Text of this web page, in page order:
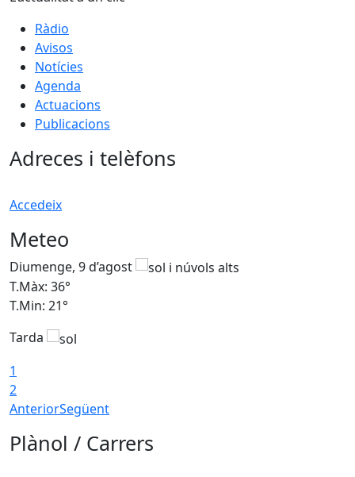
Ràdio
Avisos
Notícies
Agenda
Actuacions
Publicacions
Adreces i telèfons
Accedeix
Meteo
Diumenge, 9 d’agost
T.Màx: 36°
T.Min: 21°
Tarda
1
2
AnteriorSegüent
Plànol / Carrers